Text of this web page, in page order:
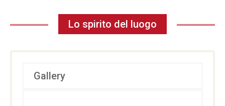
Lo spirito del luogo
Gallery